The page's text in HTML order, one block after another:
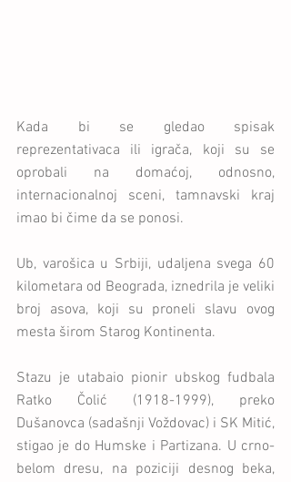
Kada bi se gledao spisak
reprezentativaca ili igrača, koji su se
oprobali na domaćoj, odnosno,
internacionalnoj sceni, tamnavski kraj
imao bi čime da se ponosi.
Ub, varošica u Srbiji, udaljena svega 60
kilometara od Beograda, iznedrila je veliki
broj asova, koji su proneli slavu ovog
mesta širom Starog Kontinenta.
Stazu je utabaio pionir ubskog fudbala
Ratko Čolić (1918-1999), preko
Dušanovca (sadašnji Voždovac) i SK Mitić,
stigao je do Humske i Partizana. U crno-
belom dresu, na poziciji desnog beka,